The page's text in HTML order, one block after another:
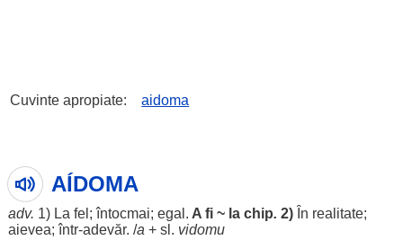
Cuvinte apropiate: aidoma
AÍDOMA
adv. 1) La fel ;întocmai; egal . A fi ~ la chip. 2)În realitate;
aievea; într-adevăr. /a + sl. vidomu